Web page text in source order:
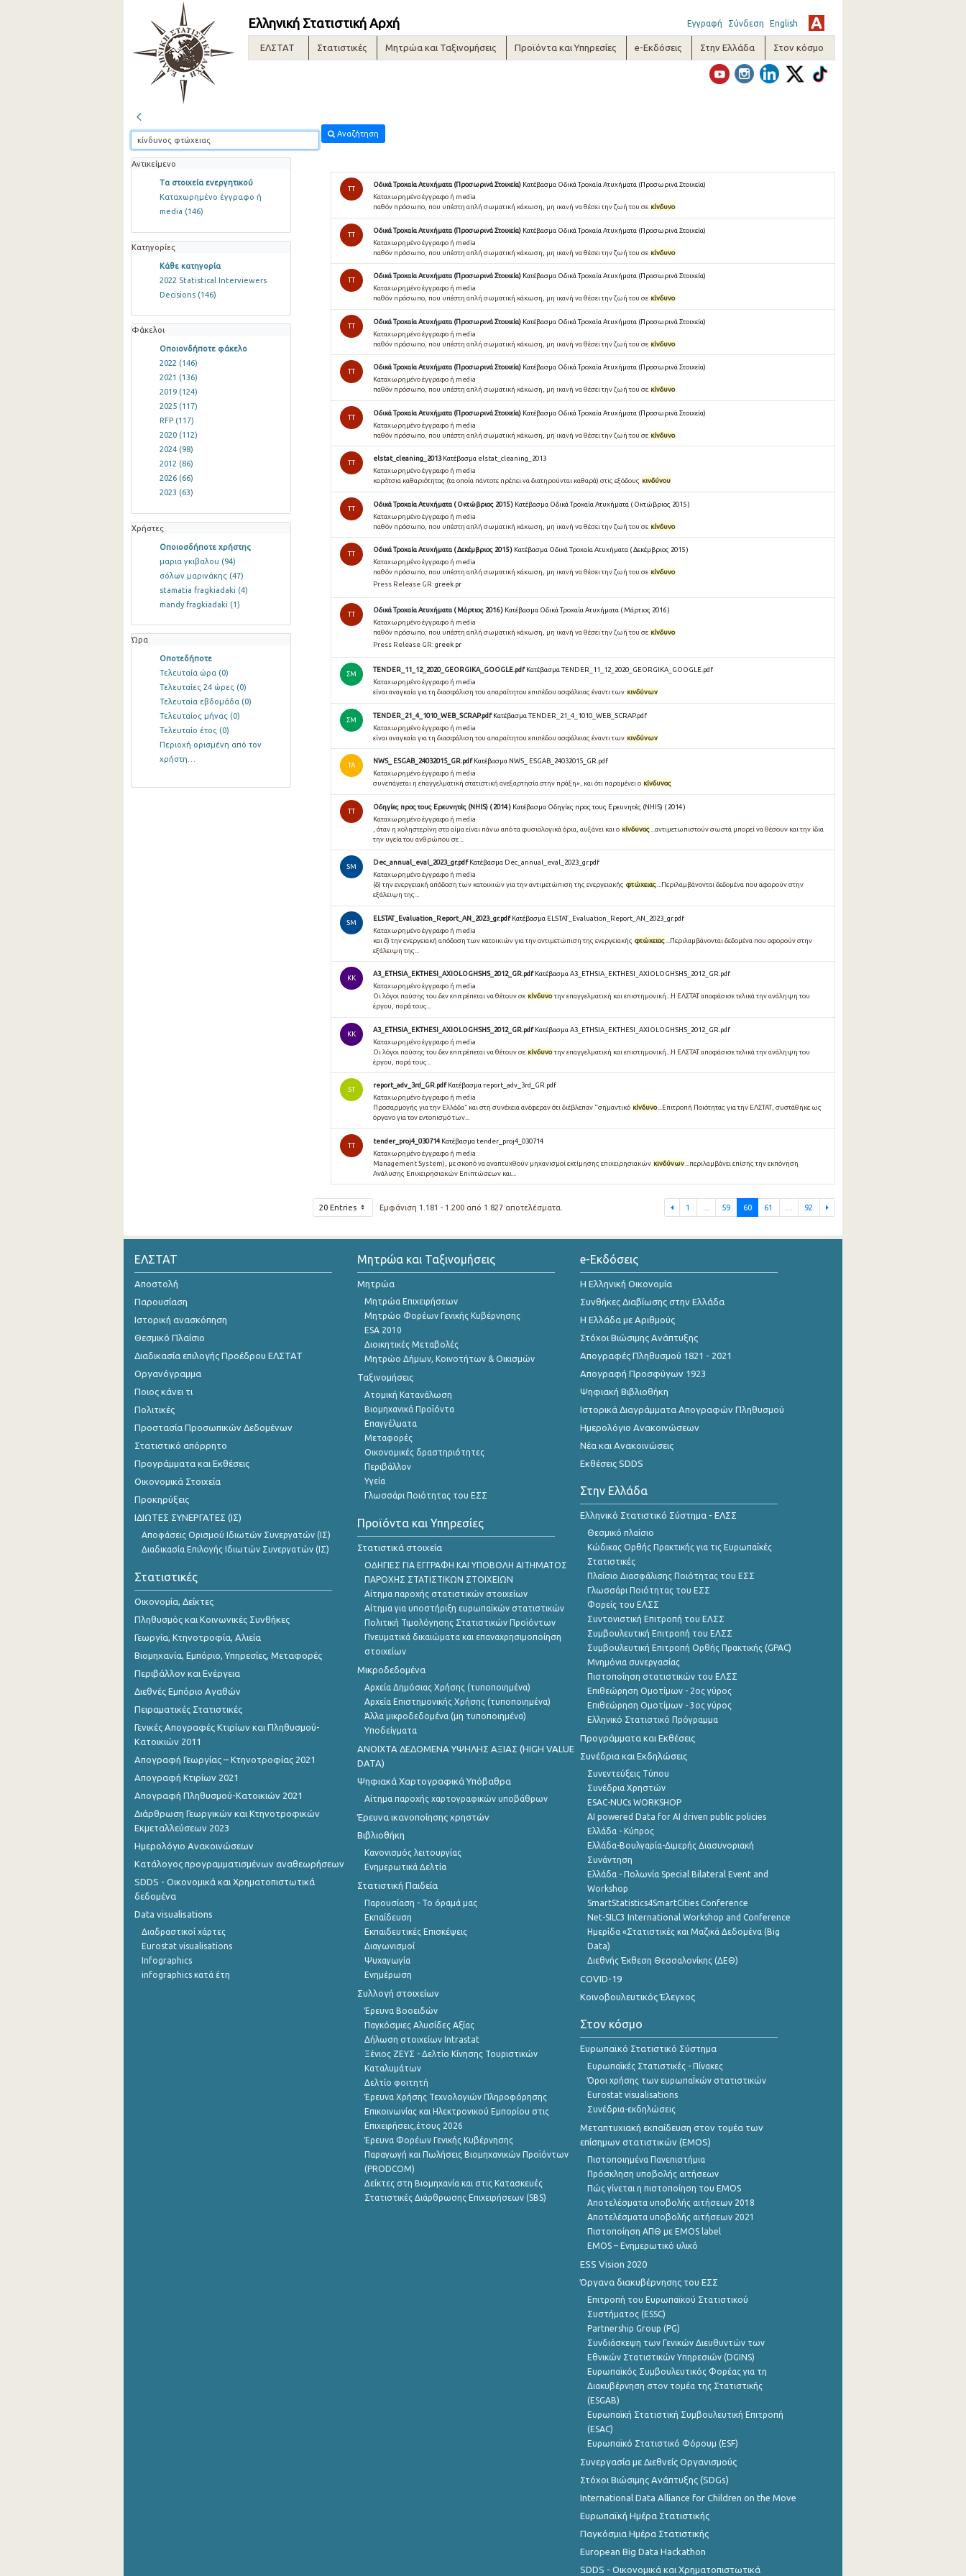
Ελληνική Στατιστική Αρχή Εγγραφή Σύνδεση English
ΕΛΣΤΑΤ Στατιστικές Μητρώα και Ταξινομήσεις Προϊόντα και Υπηρεσίες e-Εκδόσεις Στην Ελλάδα Στον κόσμο
Αναζήτηση
Αντικείμενο
Τα στοιχεία ενεργητικού
Καταχωρημένο έγγραφο ή
media (146)
Κατηγορίες
Κάθε κατηγορία
2022 Statistical Interviewers
Decisions (146)
Φάκελοι
Οποιονδήποτε φάκελο
2022 (146)
2021 (136)
2019 (124)
2025 (117)
RFP (117)
2020 (112)
2024 (98)
2012 (86)
2026 (66)
2023 (63)
Χρήστες
Οποιοσδήποτε χρήστης
μαρια γκιβαλου (94)
σόλων μαρινάκης (47)
stamatia fragkiadaki (4)
mandy fragkiadaki (1)
Ώρα
Οποτεδήποτε
Τελευταία ώρα (0)
Τελευταίες 24 ώρες (0)
Τελευταία εβδομάδα (0)
Τελευταίος μήνας (0)
Τελευταίο έτος (0)
Περιοχή ορισμένη από τον
χρήστη…
TT
Οδικά Τροχαία Ατυχήματα (Προσωρινά Στοιχεία) Κατέβασμα Οδικά Τροχαία Ατυχήματα (Προσωρινά Στοιχεία)
Καταχωρημένο έγγραφο ή media
παθόν πρόσωπο, που υπέστη απλή σωµατική κάκωση, µη ικανή να θέσει την ζωή του σε κίνδυνο
TT
Οδικά Τροχαία Ατυχήματα (Προσωρινά Στοιχεία) Κατέβασμα Οδικά Τροχαία Ατυχήματα (Προσωρινά Στοιχεία)
Καταχωρημένο έγγραφο ή media
παθόν πρόσωπο, που υπέστη απλή σωµατική κάκωση, µη ικανή να θέσει την ζωή του σε κίνδυνο
TT
Οδικά Τροχαία Ατυχήματα (Προσωρινά Στοιχεία) Κατέβασμα Οδικά Τροχαία Ατυχήματα (Προσωρινά Στοιχεία)
Καταχωρημένο έγγραφο ή media
παθόν πρόσωπο, που υπέστη απλή σωµατική κάκωση, µη ικανή να θέσει την ζωή του σε κίνδυνο
TT
Οδικά Τροχαία Ατυχήματα (Προσωρινά Στοιχεία) Κατέβασμα Οδικά Τροχαία Ατυχήματα (Προσωρινά Στοιχεία)
Καταχωρημένο έγγραφο ή media
παθόν πρόσωπο, που υπέστη απλή σωµατική κάκωση, µη ικανή να θέσει την ζωή του σε κίνδυνο
TT
Οδικά Τροχαία Ατυχήματα (Προσωρινά Στοιχεία) Κατέβασμα Οδικά Τροχαία Ατυχήματα (Προσωρινά Στοιχεία)
Καταχωρημένο έγγραφο ή media
παθόν πρόσωπο, που υπέστη απλή σωµατική κάκωση, µη ικανή να θέσει την ζωή του σε κίνδυνο
TT
Οδικά Τροχαία Ατυχήματα (Προσωρινά Στοιχεία) Κατέβασμα Οδικά Τροχαία Ατυχήματα (Προσωρινά Στοιχεία)
Καταχωρημένο έγγραφο ή media
παθόν πρόσωπο, που υπέστη απλή σωµατική κάκωση, µη ικανή να θέσει την ζωή του σε κίνδυνο
TT
elstat_cleaning_2013 Κατέβασμα elstat_cleaning_2013
Καταχωρημένο έγγραφο ή media
καρότσια καθαριότητας (τα οποία πάντοτε πρέπει να διατηρούνται καθαρά) στις εξόδους κινδύνου
TT
Οδικά Τροχαία Ατυχήματα ( Οκτώβριος 2015 ) Κατέβασμα Οδικά Τροχαία Ατυχήματα ( Οκτώβριος 2015 )
Καταχωρημένο έγγραφο ή media
παθόν πρόσωπο, που υπέστη απλή σωµατική κάκωση, µη ικανή να θέσει την ζωή του σε κίνδυνο
TT
Οδικά Τροχαία Ατυχήματα ( Δεκέμβριος 2015 ) Κατέβασμα Οδικά Τροχαία Ατυχήματα ( Δεκέμβριος 2015 )
Καταχωρημένο έγγραφο ή media
παθόν πρόσωπο, που υπέστη απλή σωµατική κάκωση, µη ικανή να θέσει την ζωή του σε κίνδυνο
Press Release GR:greek pr
TT
Οδικά Τροχαία Ατυχήματα ( Μάρτιος 2016 ) Κατέβασμα Οδικά Τροχαία Ατυχήματα ( Μάρτιος 2016 )
Καταχωρημένο έγγραφο ή media
παθόν πρόσωπο, που υπέστη απλή σωµατική κάκωση, µη ικανή να θέσει την ζωή του σε κίνδυνο
Press Release GR:greek pr
ΣΜ
TENDER_11_12_2020_GEORGIKA_GOOGLE.pdf Κατέβασμα TENDER_11_12_2020_GEORGIKA_GOOGLE.pdf
Καταχωρημένο έγγραφο ή media
είναι αναγκαία για τη διασφάλιση του απαραίτητου επιπέδου ασφάλειας έναντι των κινδύνων
ΣΜ
TENDER_21_4_1010_WEB_SCRAP.pdf Κατέβασμα TENDER_21_4_1010_WEB_SCRAP.pdf
Καταχωρημένο έγγραφο ή media
είναι αναγκαία για τη διασφάλιση του απαραίτητου επιπέδου ασφάλειας έναντι των κινδύνων
TA
NWS_ ESGAB_24032015_GR.pdf Κατέβασμα NWS_ ESGAB_24032015_GR.pdf
Καταχωρημένο έγγραφο ή media
συνεπάγεται η επαγγελματική στατιστική ανεξαρτησία στην πράξη», και ότι παραμένει ο κίνδυνος
TT
Οδηγίες προς τους Ερευνητές (NHIS) ( 2014 ) Κατέβασμα Οδηγίες προς τους Ερευνητές (NHIS) ( 2014 )
Καταχωρημένο έγγραφο ή media
, όταν η χοληστερίνη στο αίµα είναι πάνω από τα φυσιολογικά όρια, αυξάνει και ο κίνδυνος ...αντιµετωπιστούν σωστά µπορεί να θέσουν και την ίδια
την υγεία του ανθρώπου σε ...
SM
Dec_annual_eval_2023_gr.pdf Κατέβασμα Dec_annual_eval_2023_gr.pdf
Καταχωρημένο έγγραφο ή media
(δ) την ενεργειακή απόδοση των κατοικιών για την αντιμετώπιση της ενεργειακής φτώχειας...Περιλαμβάνονται δεδομένα που αφορούν στην
εξάλειψη της...
SM
ELSTAT_Evaluation_Report_AN_2023_gr.pdf Κατέβασμα ELSTAT_Evaluation_Report_AN_2023_gr.pdf
Καταχωρημένο έγγραφο ή media
και δ) την ενεργειακή απόδοση των κατοικιών για την αντιμετώπιση της ενεργειακής φτώχειας ...Περιλαμβάνονται δεδομένα που αφορούν στην
εξάλειψη της...
KK
A3_ETHSIA_EKTHESI_AXIOLOGHSHS_2012_GR.pdf Κατέβασμα A3_ETHSIA_EKTHESI_AXIOLOGHSHS_2012_GR.pdf
Καταχωρημένο έγγραφο ή media
Οι λόγοι παύσης του δεν επιτρέπεται να θέτουν σε κίνδυνοτην επαγγελματική και επιστημονική...Η ΕΛΣΤΑΤ αποφάσισε τελικά την ανάληψη του
έργου, παρά τους...
KK
A3_ETHSIA_EKTHESI_AXIOLOGHSHS_2012_GR.pdf Κατέβασμα A3_ETHSIA_EKTHESI_AXIOLOGHSHS_2012_GR.pdf
Καταχωρημένο έγγραφο ή media
Οι λόγοι παύσης του δεν επιτρέπεται να θέτουν σε κίνδυνοτην επαγγελματική και επιστημονική...Η ΕΛΣΤΑΤ αποφάσισε τελικά την ανάληψη του
έργου, παρά τους...
ST
report_adv_3rd_GR.pdf Κατέβασμα report_adv_3rd_GR.pdf
Καταχωρημένο έγγραφο ή media
Προσαρµογής για την Ελλάδα” και στη συνέχεια ανέφεραν ότι διέβλεπαν “σηµαντικό κίνδυνο...Επιτροπή Ποιότητας για την ΕΛΣΤΑΤ, συστάθηκε ως
όργανο για τον εντοπισµό των...
TT
tender_proj4_030714 Κατέβασμα tender_proj4_030714
Καταχωρημένο έγγραφο ή media
Management System), με σκοπό να αναπτυχθούν μηχανισμοί εκτίμησης επιχειρησιακών κινδύνων ...περιλαμβάνει επίσης την εκπόνηση
Ανάλυσης Επιχειρησιακών Επιπτώσεων και...
20 Entries Εμφάνιση 1.181 - 1.200 από 1.827 αποτελέσματα. 1 59 60 61 92
ΕΛΣΤΑΤ
Αποστολή
Παρουσίαση
Ιστορική ανασκόπηση
Θεσμικό Πλαίσιο
Διαδικασία επιλογής Προέδρου ΕΛΣΤΑΤ
Οργανόγραμμα
Ποιος κάνει τι
Πολιτικές
Προστασία Προσωπικών Δεδομένων
Στατιστικό απόρρητο
Προγράμματα και Εκθέσεις
Οικονομικά Στοιχεία
Προκηρύξεις
ΙΔΙΩΤΕΣ ΣΥΝΕΡΓΑΤΕΣ (ΙΣ)
Αποφάσεις Ορισμού Ιδιωτών Συνεργατών (ΙΣ)
Διαδικασία Επιλογής Ιδιωτών Συνεργατών (ΙΣ)
Στατιστικές
Οικονομία, Δείκτες
Πληθυσμός και Κοινωνικές Συνθήκες
Γεωργία, Κτηνοτροφία, Αλιεία
Βιομηχανία, Εμπόριο, Υπηρεσίες, Μεταφορές
Περιβάλλον και Ενέργεια
Διεθνές Εμπόριο Αγαθών
Πειραματικές Στατιστικές
Γενικές Απογραφές Κτιρίων και Πληθυσμού-
Κατοικιών 2011
Απογραφή Γεωργίας – Κτηνοτροφίας 2021
Απογραφή Κτιρίων 2021
Απογραφή Πληθυσμού-Κατοικιών 2021
Διάρθρωση Γεωργικών και Κτηνοτροφικών
Εκμεταλλεύσεων 2023
Ημερολόγιο Ανακοινώσεων
Κατάλογος προγραμματισμένων αναθεωρήσεων
SDDS - Οικονομικά και Χρηματοπιστωτικά
δεδομένα
Data visualisations
Διαδραστικοί χάρτες
Eurostat visualisations
Infographics
infographics κατά έτη
Μητρώα και Ταξινομήσεις
Μητρώα
Μητρώα Επιχειρήσεων
Μητρώο Φορέων Γενικής Κυβέρνησης
ESA 2010
Διοικητικές Μεταβολές
Μητρώο Δήμων, Κοινοτήτων & Οικισμών
Ταξινομήσεις
Ατομική Κατανάλωση
Βιομηχανικά Προϊόντα
Επαγγέλματα
Μεταφορές
Οικονομικές δραστηριότητες
Περιβάλλον
Υγεία
Γλωσσάρι Ποιότητας του ΕΣΣ
Προϊόντα και Υπηρεσίες
Στατιστικά στοιχεία
ΟΔΗΓΙΕΣ ΓΙΑ ΕΓΓΡΑΦΗ ΚΑΙ ΥΠΟΒΟΛΗ ΑΙΤΗΜΑΤΟΣ
ΠΑΡΟΧΗΣ ΣΤΑΤΙΣΤΙΚΩΝ ΣΤΟΙΧΕΙΩΝ
Αίτημα παροχής στατιστικών στοιχείων
Αίτημα για υποστήριξη ευρωπαϊκών στατιστικών
Πολιτική Τιμολόγησης Στατιστικών Προϊόντων
Πνευματικά δικαιώματα και επαναχρησιμοποίηση
στοιχείων
Μικροδεδομένα
Αρχεία Δημόσιας Χρήσης (τυποποιημένα)
Αρχεία Επιστημονικής Χρήσης (τυποποιημένα)
Άλλα μικροδεδομένα (μη τυποποιημένα)
Υποδείγματα
ANOIXTA ΔΕΔΟΜΕΝΑ ΥΨΗΛΗΣ ΑΞΙΑΣ (HIGH VALUE
DATA)
Ψηφιακά Χαρτογραφικά Υπόβαθρα
Αίτημα παροχής χαρτογραφικών υποβάθρων
Έρευνα ικανοποίησης χρηστών
Βιβλιοθήκη
Κανονισμός λειτουργίας
Ενημερωτικά Δελτία
Στατιστική Παιδεία
Παρουσίαση - Το όραμά μας
Εκπαίδευση
Εκπαιδευτικές Επισκέψεις
Διαγωνισμοί
Ψυχαγωγία
Ενημέρωση
Συλλογή στοιχείων
Έρευνα Βοοειδών
Παγκόσμιες Αλυσίδες Αξίας
Δήλωση στοιχείων Intrastat
Ξένιος ΖΕΥΣ - Δελτίο Κίνησης Τουριστικών
Καταλυμάτων
Δελτίο φοιτητή
Έρευνα Χρήσης Τεχνολογιών Πληροφόρησης
Επικοινωνίας και Ηλεκτρονικού Εμπορίου στις
Επιχειρήσεις,έτους 2026
Έρευνα Φορέων Γενικής Κυβέρνησης
Παραγωγή και Πωλήσεις Βιομηχανικών Προϊόντων
(PRODCOM)
Δείκτες στη Βιομηχανία και στις Κατασκευές
Στατιστικές Διάρθρωσης Επιχειρήσεων (SBS)
e-Εκδόσεις
Η Ελληνική Οικονομία
Συνθήκες Διαβίωσης στην Ελλάδα
Η Ελλάδα με Αριθμούς
Στόχοι Βιώσιμης Ανάπτυξης
Απογραφές Πληθυσμού 1821 - 2021
Απογραφή Προσφύγων 1923
Ψηφιακή Βιβλιοθήκη
Ιστορικά Διαγράμματα Απογραφών Πληθυσμού
Ημερολόγιο Ανακοινώσεων
Νέα και Ανακοινώσεις
Εκθέσεις SDDS
Στην Ελλάδα
Ελληνικό Στατιστικό Σύστημα - ΕΛΣΣ
Θεσμικό πλαίσιο
Κώδικας Ορθής Πρακτικής για τις Ευρωπαϊκές
Στατιστικές
Πλαίσιο Διασφάλισης Ποιότητας του ΕΣΣ
Γλωσσάρι Ποιότητας του ΕΣΣ
Φορείς του ΕΛΣΣ
Συντονιστική Επιτροπή του ΕΛΣΣ
Συμβουλευτική Επιτροπή του ΕΛΣΣ
Συμβουλευτική Επιτροπή Ορθής Πρακτικής (GPAC)
Μνημόνια συνεργασίας
Πιστοποίηση στατιστικών του ΕΛΣΣ
Επιθεώρηση Ομοτίμων - 2ος γύρος
Επιθεώρηση Ομοτίμων - 3ος γύρος
Ελληνικό Στατιστικό Πρόγραμμα
Προγράμματα και Εκθέσεις
Συνέδρια και Εκδηλώσεις
Συνεντεύξεις Τύπου
Συνέδρια Χρηστών
ESAC-NUCs WORKSHOP
AI powered Data for AI driven public policies
Ελλάδα - Κύπρος
Ελλάδα-Βουλγαρία-Διμερής Διασυνοριακή
Συνάντηση
Ελλάδα - Πολωνία Special Bilateral Event and
Workshop
SmartStatistics4SmartCities Conference
Net-SILC3 International Workshop and Conference
Ημερίδα «Στατιστικές και Μαζικά Δεδομένα (Big
Data)
Διεθνής Έκθεση Θεσσαλονίκης (ΔΕΘ)
COVID-19
Κοινοβουλευτικός Έλεγχος
Στον κόσμο
Ευρωπαϊκό Στατιστικό Σύστημα
Ευρωπαϊκές Στατιστικές - Πίνακες
Όροι χρήσης των ευρωπαΪκών στατιστικών
Eurostat visualisations
Συνέδρια-εκδηλώσεις
Μεταπτυχιακή εκπαίδευση στον τομέα των
επίσημων στατιστικών (EMOS)
Πιστοποιημένα Πανεπιστήμια
Πρόσκληση υποβολής αιτήσεων
Πώς γίνεται η πιστοποίηση του EMOS
Αποτελέσματα υποβολής αιτήσεων 2018
Αποτελέσματα υποβολής αιτήσεων 2021
Πιστοποίηση ΑΠΘ με EMOS label
EMOS – Ενημερωτικό υλικό
ESS Vision 2020
Όργανα διακυβέρνησης του ΕΣΣ
Επιτροπή του Ευρωπαϊκού Στατιστικού
Συστήματος (ESSC)
Partnership Group (PG)
Συνδιάσκεψη των Γενικών Διευθυντών των
Εθνικών Στατιστικών Υπηρεσιών (DGINS)
Ευρωπαϊκός Συμβουλευτικός Φορέας για τη
Διακυβέρνηση στον τομέα της Στατιστικής
(ESGAB)
Ευρωπαϊκή Στατιστική Συμβουλευτική Επιτροπή
(ESAC)
Ευρωπαϊκό Στατιστικό Φόρουμ (ESF)
Συνεργασία με Διεθνείς Οργανισμούς
Στόχοι Βιώσιμης Ανάπτυξης (SDGs)
International Data Alliance for Children on the Move
Ευρωπαϊκή Ημέρα Στατιστικής
Παγκόσμια Ημέρα Στατιστικής
European Big Data Hackathon
SDDS - Οικονομικά και Χρηματοπιστωτικά